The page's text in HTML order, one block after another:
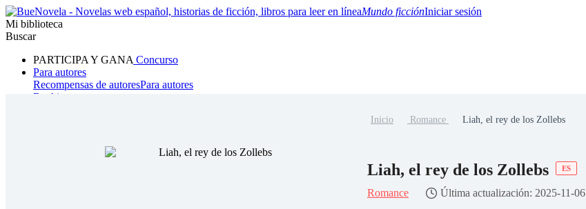
Mundo ficciónIniciar sesión
Mi biblioteca
Buscar
PARTICIPA Y GANA Concurso
Para autores
Recompensas de autoresPara autores
Ranking
Hombre lobo Mafia Sistema Fantasía Urbano
Inicio Romance Liah, el rey de los Zollebs
Liah, el rey de los Zollebs ES
Romance Última actualización: 2025-11-06